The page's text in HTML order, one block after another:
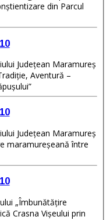
Judeţean Maramureş
Judeţean Maramureş
„Îmbunătăţire
Crasna Vişeului prin